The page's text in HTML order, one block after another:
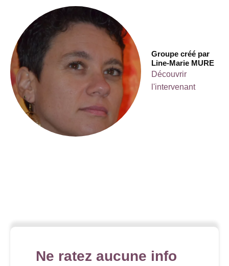
Groupe créé par
Line-Marie MURE
Découvrir
l'intervenant
Ne ratez aucune info